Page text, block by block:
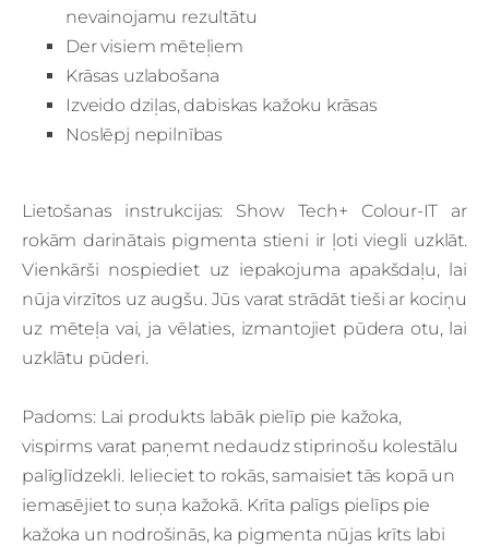
nevainojamu rezultātu
Der visiem mēteļiem
Krāsas uzlabošana
Izveido dziļas, dabiskas kažoku krāsas
Noslēpj nepilnības
Lietošanas instrukcijas: Show Tech+ Colour-IT ar
rokām darinātais pigmenta stieni ir ļoti viegli uzklāt.
Vienkārši nospiediet uz iepakojuma apakšdaļu, lai
nūja virzītos uz augšu. Jūs varat strādāt tieši ar kociņu
uz mēteļa vai, ja vēlaties, izmantojiet pūdera otu, lai
uzklātu pūderi.
Padoms: Lai produkts labāk pielīp pie kažoka,
vispirms varat paņemt nedaudz stiprinošu kolestālu
palīglīdzekli. Ielieciet to rokās, samaisiet tās kopā un
iemasējiet to suņa kažokā. Krīta palīgs pielīps pie
kažoka un nodrošinās, ka pigmenta nūjas krīts labi